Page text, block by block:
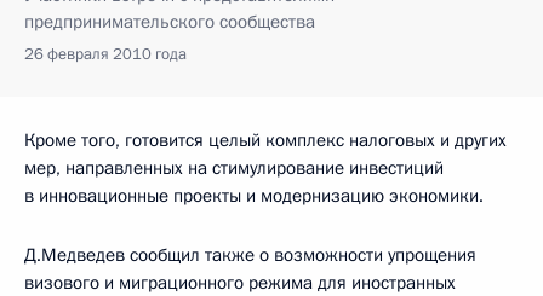
предпринимательского сообщества
26 февраля 2010 года
Кроме того, готовится целый комплекс налоговых и других
мер, направленных на стимулирование инвестиций
в инновационные проекты и модернизацию экономики.
Д.Медведев сообщил также о возможности упрощения
визового и миграционного режима для иностранных